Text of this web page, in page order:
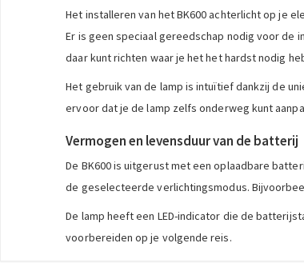
Het installeren van het BK600 achterlicht op je
Er is geen speciaal gereedschap nodig voor de
daar kunt richten waar je het het hardst nodig
Het gebruik van de lamp is intuïtief dankzij de
ervoor dat je de lamp zelfs onderweg kunt
Vermogen en levensduur van de batterij
De BK600 is uitgerust met een oplaadbare
de geselecteerde verlichtingsmodus.
De lamp heeft een LED-indicator die de
voorbereiden op je volgende reis.